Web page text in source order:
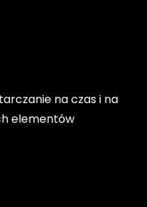
na czas i na
elementów